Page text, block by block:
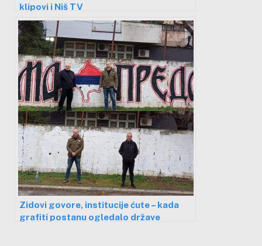
klipovi i Niš TV
Zidovi govore, institucije ćute – kada
grafiti postanu ogledalo države